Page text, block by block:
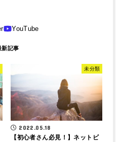
未分類
2022.05.18
【初心者さん必見！】ネットビ